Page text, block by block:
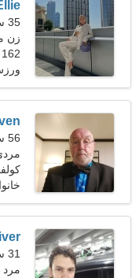
35 سال, عقرب
زن
های
56 سال, جوزا
31 سال, برج حمل
مرد